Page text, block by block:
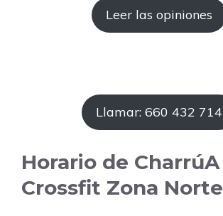
Leer las opiniones
Llamar: 660 432 714
Horario de CharrúA
Crossfit Zona Norte